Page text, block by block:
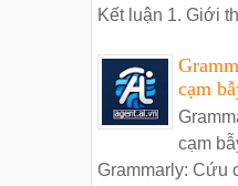
Kết luận 1. Giới
cạm
cạm
Grammarly: Cứu